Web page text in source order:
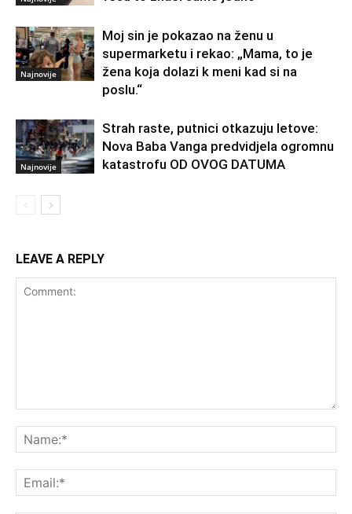
Najnovije
Moj sin je pokazao na ženu u
supermarketu i rekao: „Mama, to je
žena koja dolazi k meni kad si na
poslu.“
Najnovije
Strah raste, putnici otkazuju letove:
Nova Baba Vanga predvidjela ogromnu
katastrofu OD OVOG DATUMA
LEAVE A REPLY